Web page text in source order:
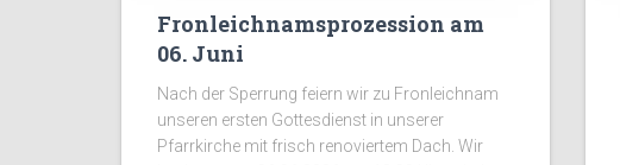
Fronleichnamsprozession am
06. Juni
Nach der Sperrung feiern wir zu Fronleichnam
unseren ersten Gottesdienst in unserer
Pfarrkirche mit frisch renoviertem Dach. Wir